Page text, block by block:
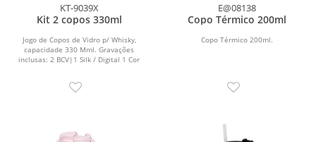
KT-9039X
Kit 2 copos 330ml
Jogo de Copos de Vidro p/ Whisky,
capacidade 330 Mml. Gravações
inclusas: 2 BCV|1 Silk / Digital 1 Cor
E@08138
Copo Térmico 200ml
Copo Térmico 200ml.